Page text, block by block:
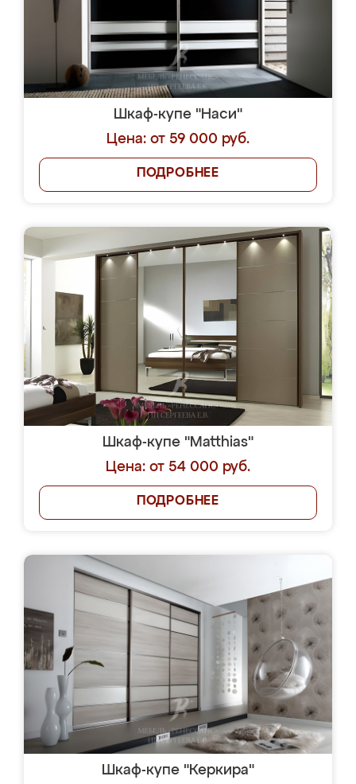
Шкаф-купе "Наси"
Цена: от 59 000 руб.
ПОДРОБНЕЕ
Шкаф-купе "Matthias"
Цена: от 54 000 руб.
ПОДРОБНЕЕ
Шкаф-купе "Керкира"